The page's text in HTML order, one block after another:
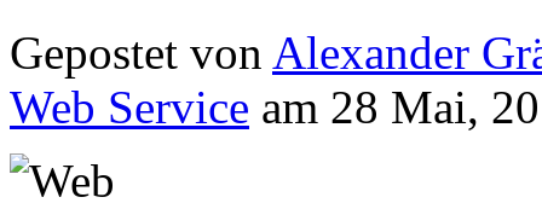
Gepostet von Alexander
Web Service am 28 Mai,